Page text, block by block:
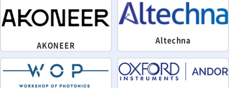
AKONEER Altechna